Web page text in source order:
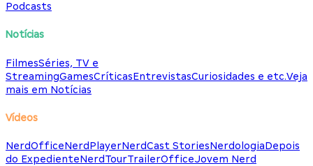
Podcasts
Notícias
FilmesSéries, TV e
StreamingGamesCríticasEntrevistasCuriosidades e etc.Veja
mais em Notícias
Vídeos
NerdOfficeNerdPlayerNerdCast StoriesNerdologiaDepois
do ExpedienteNerdTourTrailerOfficeJovem Nerd